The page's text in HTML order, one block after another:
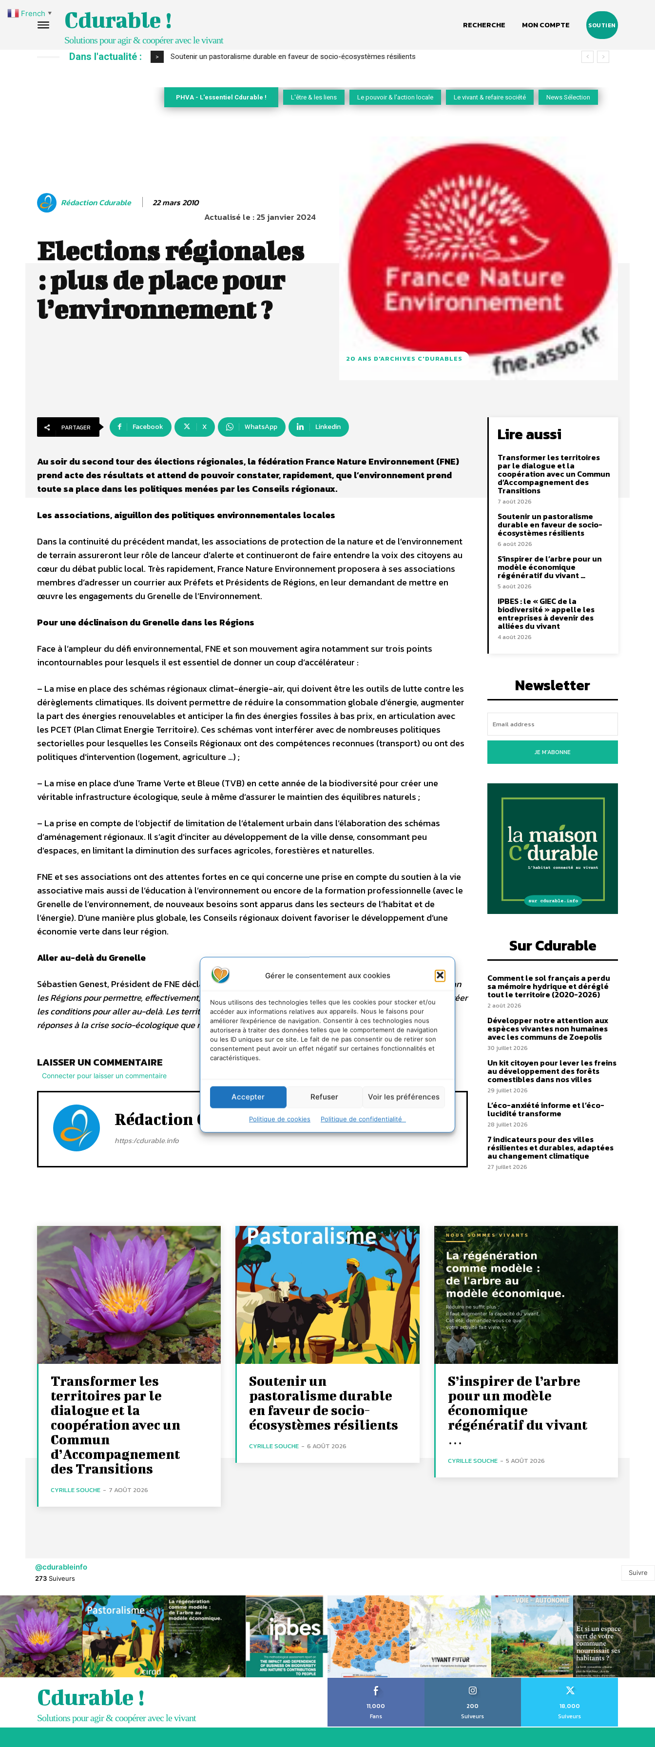
Gérer le consentement aux cookies
Nous utilisons des technologies telles que les cookies pour stocker et/ou
accéder aux informations relatives aux appareils. Nous le faisons pour
améliorer l’expérience de navigation. Consentir à ces technologies nous
autorisera à traiter des données telles que le comportement de navigation
ou les ID uniques sur ce site. Le fait de ne pas consentir ou de retirer son
consentement peut avoir un effet négatif sur certaines fonctionnalités et
caractéristiques.
Accepter Refuser Voir les préférences
Politique de cookies Politique de confidentialité
Cdurable !
Solutions pour agir & coopérer avec le vivant
RECHERCHE MON COMPTE SOUTIEN
Dans l'actualité : > S’inspirer de l’arbre pour un modèle économique régénératif du vivant …
PHVA - L'essentiel Cdurable ! L'être & les liens Le pouvoir & l'action locale Le vivant & refaire société News Sélection
Rédaction Cdurable 22 mars 2010
Actualisé le :25 janvier 2024
Elections régionales
: plus de place pour
l’environnement ?
20 ANS D'ARCHIVES C'DURABLES
PARTAGER Facebook X WhatsApp Linkedin
Au soir du second tour des élections régionales, la fédération France Nature Environnement (FNE)
prend acte des résultats et attend de pouvoir constater, rapidement, que l’environnement prend
toute sa place dans les politiques menées par les Conseils régionaux.
Les associations, aiguillon des politiques environnementales locales
Dans la continuité du précédent mandat, les associations de protection de la nature et de l’environnement
de terrain assureront leur rôle de lanceur d’alerte et continueront de faire entendre la voix des citoyens au
cœur du débat public local. Très rapidement, France Nature Environnement proposera à ses associations
membres d’adresser un courrier aux Préfets et Présidents de Régions, en leur demandant de mettre en
œuvre les engagements du Grenelle de l’Environnement.
Pour une déclinaison du Grenelle dans les Régions
Face à l’ampleur du défi environnemental, FNE et son mouvement agira notamment sur trois points
incontournables pour lesquels il est essentiel de donner un coup d’accélérateur :
– La mise en place des schémas régionaux climat-énergie-air, qui doivent être les outils de lutte contre les
dérèglements climatiques. Ils doivent permettre de réduire la consommation globale d’énergie, augmenter
la part des énergies renouvelables et anticiper la fin des énergies fossiles à bas prix, en articulation avec
les PCET (Plan Climat Energie Territoire). Ces schémas vont interférer avec de nombreuses politiques
sectorielles pour lesquelles les Conseils Régionaux ont des compétences reconnues (transport) ou ont des
politiques d’intervention (logement, agriculture …) ;
– La mise en place d’une Trame Verte et Bleue (TVB) en cette année de la biodiversité pour créer une
véritable infrastructure écologique, seule à même d’assurer le maintien des équilibres naturels ;
– La prise en compte de l’objectif de limitation de l’étalement urbain dans l’élaboration des schémas
d’aménagement régionaux. Il s’agit d’inciter au développement de la ville dense, consommant peu
d’espaces, en limitant la diminution des surfaces agricoles, forestières et naturelles.
FNE et ses associations ont des attentes fortes en ce qui concerne une prise en compte du soutien à la vie
associative mais aussi de l’éducation à l’environnement ou encore de la formation professionnelle (avec le
Grenelle de l’environnement, de nouveaux besoins sont apparus dans les secteurs de l’habitat et de
l’énergie). D’une manière plus globale, les Conseils régionaux doivent favoriser le développement d’une
économie verte dans leur région.
Aller au-delà du Grenelle
Sébastien Genest, Président de FNE déclare :«un vrai dialogue environnemental doit se mettre en place dan
les Régions pour permettre, effectivement, une déclinaison rapide des engagements du Grenelle et surtout créer
les conditions pour aller au-delà. Les territoires, les Régions ont un rôle essentiel à jouer pour apporter des
réponses à la crise socio-écologique que nous subissons».
LAISSER UN COMMENTAIRE
Connecter pour laisser un commentaire
Rédaction Cdurable
https:/cdurable.info
Lire aussi
Transformer les territoires
par le dialogue et la
coopération avec un Commun
d’Accompagnement des
Transitions
7 août 2026
Soutenir un pastoralisme
durable en faveur de socio-
écosystèmes résilients
6 août 2026
S’inspirer de l’arbre pour un
modèle économique
régénératif du vivant …
5 août 2026
IPBES : le « GIEC de la
biodiversité » appelle les
entreprises à devenir des
alliées du vivant
4 août 2026
Newsletter
JE M'ABONNE
Sur Cdurable
Comment le sol français a perdu
sa mémoire hydrique et déréglé
tout le territoire (2020-2026)
2 août 2026
Développer notre attention aux
espèces vivantes non humaines
avec les communs de Zoepolis
30 juillet 2026
Un kit citoyen pour lever les freins
au développement des forêts
comestibles dans nos villes
29 juillet 2026
L’éco-anxiété informe et l’éco-
lucidité transforme
28 juillet 2026
7 indicateurs pour des villes
résilientes et durables, adaptées
au changement climatique
27 juillet 2026
Transformer les
territoires par le
dialogue et la
coopération avec un
Commun
d’Accompagnement
des Transitions
CYRILLE SOUCHE - 7 AOÛT 2026
Soutenir un
pastoralisme durable
en faveur de socio-
écosystèmes résilients
CYRILLE SOUCHE - 6 AOÛT 2026
S’inspirer de l’arbre
pour un modèle
économique
régénératif du vivant
…
CYRILLE SOUCHE - 5 AOÛT 2026
@cdurableinfo
273 Suiveurs
Suivre
Cdurable !
Solutions pour agir & coopérer avec le vivant
11,000
Fans
200
Suiveurs
18,000
Suiveurs
French ▼